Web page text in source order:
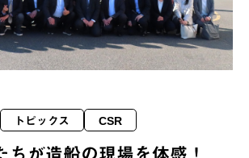
トピックス CSR